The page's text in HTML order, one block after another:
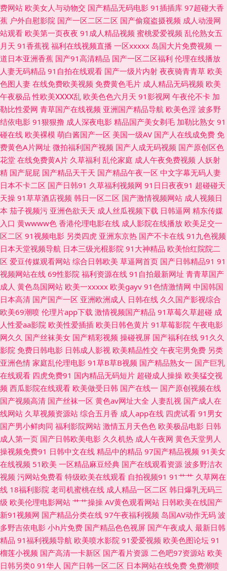
卡线 97色色超碰 大香蕉原网址 后入黑丝美女老师 午夜啪啪网 91九色熟女泻
火 AV偷拍偷窥 国产tv精品 狠狠久久乐 五月天色色影院 91丝袜在线 操逼问
址 国产激情久久 韩国成人社区 麻豆99入口 欧美色久在韩国 日韩福利网站
婷婷伊人影院 91豆花网 91在线微拍视频 超碰日逼 狠狠干99 影音先锋人妻
白浆国产91 九一性爱免费视频 欧美另类女人男人 中文字幕在线资源 avav岛
国 成人Av午夜影视 福利在线 综合操逼网亚洲 91网站在线免费 TS美妖 美女
天天肏 日本叼嘿片 91ts紫苑 肏屄网站高清日韩 黑丝足交后入 日韩三极片 伊
人操久久 福利剧场 狠狠干在线观看 免费成人17c 91色色资源 成人黄色AⅤ网
站 玖玖男人资源站 日本道东京热 无码av影院入口 亚洲福利影院 91色情软件
入口 av色色资源站 超碰在线首页 国产第9页在线 欧日韩123 香蕉视频禁18
91大神合集 AV福利在线 国产AV理论电影 狼人AV最新 欧美淫乱一二三区 天
天日狠狠干 亚洲有码中文字幕 九九九国产精品 欧美色淫网 日韩电影色色 亚
州乱轮天堂 91精品视频网站 俺去也综合网 国产TS在线免费 韩国有码一级在
线 久久国产精品视频 日韩中字中文字幕 在线色ab 97国产资源 波多野吉依电
影 国产女高中精品 久久精热精品 欧美性爱首页 少妇前吃后入 亚洲成人色情
电影 www人人操 国产三级免费版权 久久丁香香蕉 欧美少女性交 天天肏肏
在线观看国产肛交 91做爱免费视频 成人777 国产三级网址 欧美成人第一页
四虎毛影院毛片 亚洲色情一二区 伊人成人电影 东方无码AV 久久精品看国产
殴美性生话 五月丁香大香蕉 91涩涩大片 爱豆午夜福利影院 福利导航大香蕉
激情东京热 欧美aaa视频 性爱永久免费 91视频在线导航 大香蕉福利社区 精
品探花系列 欧美曰逼 天天艹逼 在线影院av 97艹艹 超碰人人做 国产精品天
天 日本在www电影 亚洲色图成人套图 91最新地址 超碰在线第一页 九一福
利网 青青青久操无码 午夜仑理 97操碰 东方无码AV 黄色一片ww 欧美TV一二
费网站 欧美女人与动物交 国产精品无码电影 91插插库 97超碰大香
蕉 户外自慰影院 国产一区二区二区 国产偷窥盗摄视频 成人动漫网
站观看 欧美第一页夜夜 91成人精品视频 蜜桃爱爱视频 乱伦熟女五
月天 91香蕉视 福利在线视频直播 一区xxxxx 岛国大片免费视频 一
道日本亚洲香蕉 国产91高清精品 国产一区二区福利 伦理在线播放
人妻无码精品 91自拍在线观看 国产一级片内射 夜夜骑青青草 欧美
色图人妻 在线免费欧美视频 免费黄色毛片 成人精品无码视频 欧美
午夜极品 性欧美ⅩⅩⅩⅩ乱 欧美色色六月天 91影视网 午夜伦不卡 加
勒比性爱网 青草国产在线视频 亚洲国产精品导航 欧美色淫 波多野
结依电影 91狠狠撸 成人深夜电影 精品国产美女剃毛 加勒比熟女 91
碰在线 欧美裸模 萌白酱国产一区 美国一级AV 国产人在线成免费 免
费黄色A片网址 微拍福利国产视频 国产人成无码视频 国产原创区色
花堂 在线免费黄A片 久草福利 乱伦家庭 成人午夜免费视频 人妖射
精 国产屁屁 国产精品天干天 国产精品午夜一区 中文字幕无码人妻
日本不卡二区 国产日韩91 久草福利视频网 91日日夜夜91 超碰碰天
天操 91草草酒店视频 韩日一区二区 国产激情视频网站 成人视频日
本 茄子视频污 亚洲色欲天天 成人丝瓜视频下载 日韩逼网 精东传媒
入口 黄wwww色 香港伦理电影在线 成人影院在线播放 欧美足交一
区二区 91视频电影 另类四虎 亚洲东京热 国产不卡在线 91九色视频
日本天堂视频导航 日本三级光棍影院 91大神精品 欧美怡红院院二
区 爱豆传媒观看网站 综合日韩欧美 草逼网首页 国产日韩精品91 91
视频网站在线 69性影院 福利资源在线 91自拍最新网址 青青草国产
成人 黄色岛国网站 欧美一xxxxx 欧美gayv 91色情激情网 中国韩国
日本高清 国产国产一区 亚洲欧洲成人 日韩在线 久久国产影视综合
欧美69潮喷 伦理片app下载 激情视频国产精品 91草莓久草超碰 成
人性爱aa影院 欧美性爱插插 欧美日韩色黄片 91草莓影院 午夜电影
网久久 国产丝袜美女 国产精彩视频 操碰视屏 国产福利在线 91久久
影院 免费日韩电影 日韩成人影视 欧美精品性交 午夜宅男免费 另类
亚洲色情 家庭乱伦理电影 91草B草B视频 国产精品熟女一 国产巨乳
在线观看 四虎免费91 国内精品无码短片 超碰成人操操 欧美猛交视
频 西瓜影院在线观看 欧美做受日韩 国产在线一 国产原创视频在线
国产视频高清 国产丝袜一区 黄色av网址大全 人妻乱视 国产成人在
线网站 久草视频资源站 综合五月香 成人app在线 四虎试看 91男女
国产男小鲜肉同 福利影院网站 激情五月天色色 欧美极品电影 日韩
成人第一页 国产日韩欧美电影 久久机热 成人午夜网 黄色天堂男人
操视频免费91 日韩中文在线 精品中的精品 97国产精品视频 91美女
在线视频 51欧美 一区精品麻豆经典 国产在线观看资源 波多野洁衣
视频 污网站免费看 特级欧美在线观看 自拍视频91 91艹艹 久草网在
线 18福利影院 老司机蜜桃在线 成人精品一区二区 韩日爆乳无码三
级 欧美伦理电影网站 艹艹操操 AV黄色观看网站 日韩欧美在线国产
新91视频网 国产精品分类在线 97午夜福利视频 岛国AV动作无码 波
多野吉依电影 小h片免费 国产精品色色视屏 国产午夜成人 最新日韩
精品 91福利视频导航 欧美喷水影院 91爱爱视频 欧美色图论坛 91
榴莲小视频 国产高清一卡新区 国产看片资源 二色吧97资源站 欧美
日韩另类0 91华人 国产日韩一区二区 日本网站在线免费 免费潮喷